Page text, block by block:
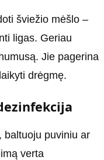
šviežio mėšlo –
ligas. Geriau
Jie pagerina
drėgmę.
baltuoju puviniu ar
verta